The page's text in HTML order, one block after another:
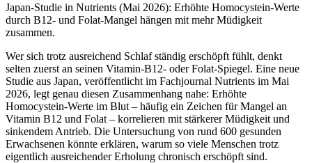
Japan-Studie in Nutrients (Mai 2026): Erhöhte Homocystein-Werte
durch B12- und Folat-Mangel hängen mit mehr Müdigkeit
zusammen.
Wer sich trotz ausreichend Schlaf ständig erschöpft fühlt, denkt
selten zuerst an seinen Vitamin-B12- oder Folat-Spiegel. Eine neue
Studie aus Japan, veröffentlicht im Fachjournal Nutrients im Mai
2026, legt genau diesen Zusammenhang nahe: Erhöhte
Homocystein-Werte im Blut – häufig ein Zeichen für Mangel an
Vitamin B12 und Folat – korrelieren mit stärkerer Müdigkeit und
sinkendem Antrieb. Die Untersuchung von rund 600 gesunden
Erwachsenen könnte erklären, warum so viele Menschen trotz
eigentlich ausreichender Erholung chronisch erschöpft sind.